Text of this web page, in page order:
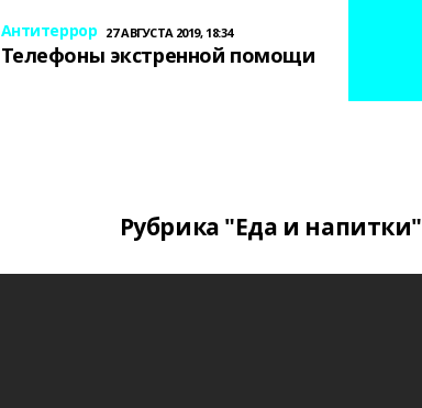
Антитеррор 27 АВГУСТА 2019, 18:34
Телефоны экстренной помощи
Рубрика "Еда и напитки"